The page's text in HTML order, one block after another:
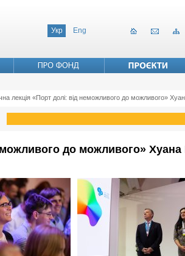
Укр Eng
лекція «Порт долі: від неможливого до можливого»
до можливого»